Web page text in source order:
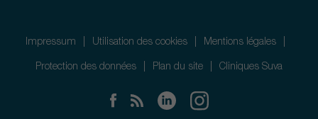
Impressum Utilisation des cookies Mentions légales
Protection des données Plan du site Cliniques Suva